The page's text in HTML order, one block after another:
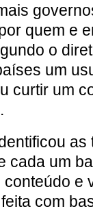
quem e
o
um
curtir um
cada um
conteúdo e
com